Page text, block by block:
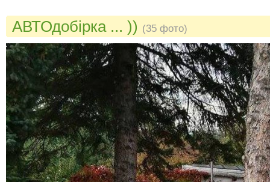
АВТОдобірка ... )) (35 фото)